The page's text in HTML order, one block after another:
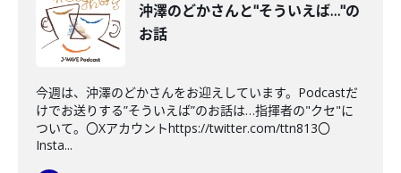
沖澤のどかさんと"そういえば…"の
お話
今週は、沖澤のどかさんをお迎えしています。Podcastだ
けでお送りする”そういえば”のお話は…指揮者の"クセ"に
ついて。〇Xアカウントhttps://twitter.com/ttn813〇
Insta...